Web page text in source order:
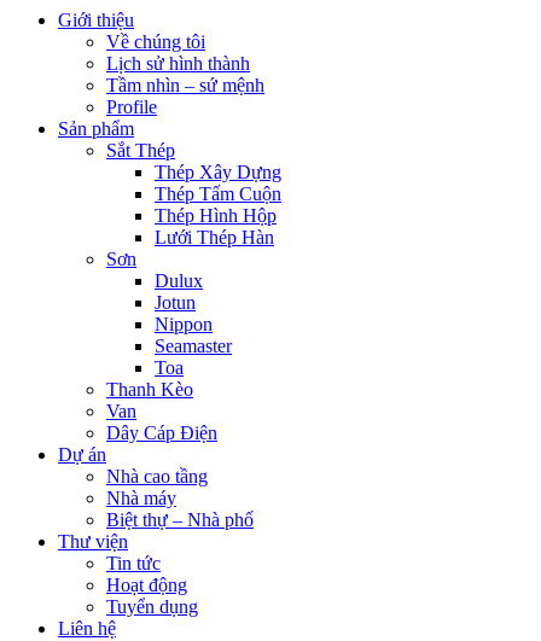
Giới thiệu
Về chúng tôi
Lịch sử hình thành
Tầm nhìn – sứ mệnh
Profile
Sản phẩm
Sắt Thép
Thép Xây Dựng
Thép Tấm Cuộn
Thép Hình Hộp
Lưới Thép Hàn
Sơn
Dulux
Jotun
Nippon
Seamaster
Toa
Thanh Kèo
Van
Dây Cáp Điện
Dự án
Nhà cao tầng
Nhà máy
Biệt thự – Nhà phố
Thư viện
Tin tức
Hoạt động
Tuyển dụng
Liên hệ